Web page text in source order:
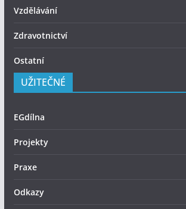
Vzdělávání
Zdravotnictví
Ostatní
UŽITEČNÉ
EGdílna
Projekty
Praxe
Odkazy